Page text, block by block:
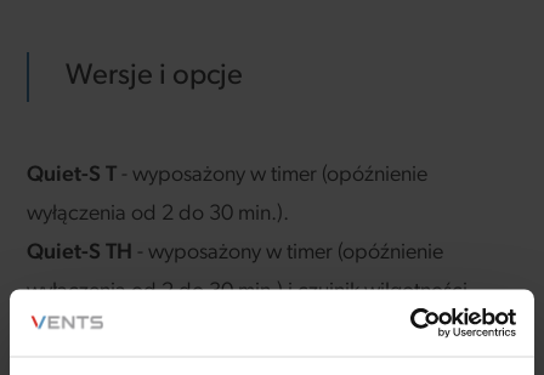
Wersje i opcje
Quiet-S T - wyposażony w timer (opóźnienie
wyłączenia od 2 do 30 min.).
Quiet-S TH - wyposażony w timer (opóźnienie
wyłączenia od 2 do 30 min.) i czujnik wilgotności
(próg działania 60-90% wilgotności względnej).